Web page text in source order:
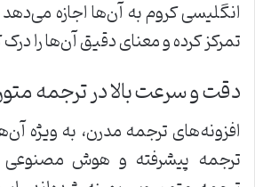
انگلیسی کروم به آن‌ها اجازه
تمرکز کرده و معنای دقیق آن‌ها را
دقت و سرعت بالا در ترجمه
افزونه‌های ترجمه مدرن، به ویژه
ترجمه پیشرفته و هوش مصنوعی